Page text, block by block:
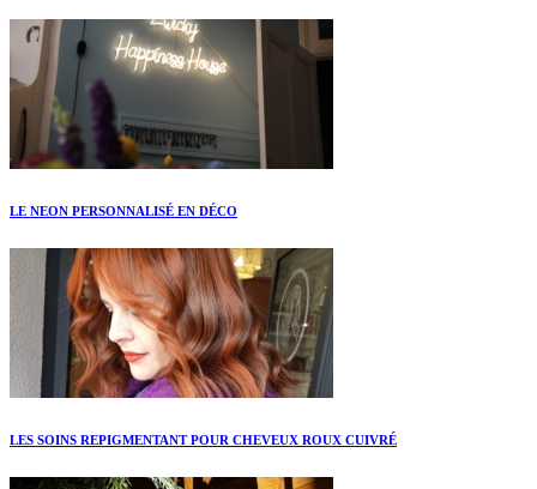
LE NEON PERSONNALISÉ EN DÉCO
LES SOINS REPIGMENTANT POUR CHEVEUX ROUX CUIVRÉ